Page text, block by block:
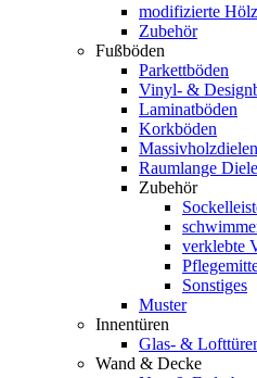
modifizierte
Zubehör
Fußböden
Parkettböden
Vinyl- &
Laminatböden
Korkböden
Massivholzdielen
Raumlange
Zubehör
verklebte
Sonstiges
Muster
Innentüren
Glas- &
Wand & Decke